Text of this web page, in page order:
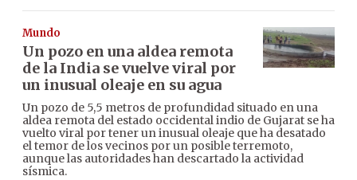
Mundo
Un pozo en una aldea remota
de la India se vuelve viral por
un inusual oleaje en su agua
Un pozo de 5,5 metros de profundidad situado en una
aldea remota del estado occidental indio de Gujarat se ha
vuelto viral por tener un inusual oleaje que ha desatado
el temor de los vecinos por un posible terremoto,
aunque las autoridades han descartado la actividad
sísmica.